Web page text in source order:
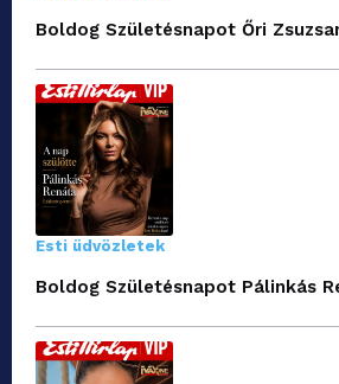
Boldog Születésnapot Őri
Esti üdvözletek
Boldog Születésnapot Pálinkás